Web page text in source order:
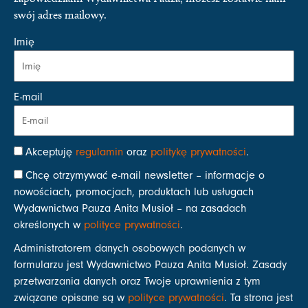
swój adres mailowy.
Imię
E-mail
Akceptuję regulamin oraz politykę prywatności.
Chcę otrzymywać e-mail newsletter – informacje o
nowościach, promocjach, produktach lub usługach
Wydawnictwa Pauza Anita Musioł – na zasadach
określonych w polityce prywatności.
Administratorem danych osobowych podanych w
formularzu jest Wydawnictwo Pauza Anita Musioł. Zasady
przetwarzania danych oraz Twoje uprawnienia z tym
związane opisane są w polityce prywatności. Ta strona jest